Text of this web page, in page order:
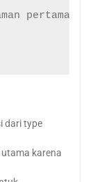
dari type
karena